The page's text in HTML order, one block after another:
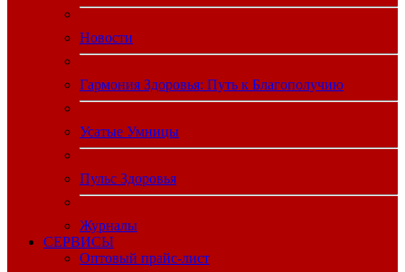
Новости
Гармония Здоровья: Путь к Благополучию
Усатые Умницы
Пульс Здоровья
Журналы
CЕРВИСЫ
Оптовый прайс-лист